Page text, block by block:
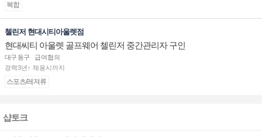
복합
첼린저 현대시티아울렛점
현대씨티 아울렛 골프웨어 첼린저 중간관리자 구인
대구 동구
급여협의
경력3년↑ 채용시까지
스포츠/레져류
샵토크